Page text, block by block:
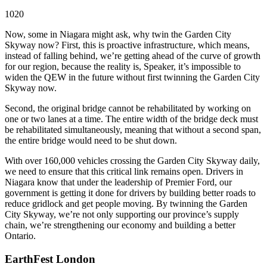
1020
Now, some in Niagara might ask, why twin the Garden City
Skyway now? First, this is proactive infrastructure, which means,
instead of falling behind, we’re getting ahead of the curve of growth
for our region, because the reality is, Speaker, it’s impossible to
widen the QEW in the future without first twinning the Garden City
Skyway now.
Second, the original bridge cannot be rehabilitated by working on
one or two lanes at a time. The entire width of the bridge deck must
be rehabilitated simultaneously, meaning that without a second span,
the entire bridge would need to be shut down.
With over 160,000 vehicles crossing the Garden City Skyway daily,
we need to ensure that this critical link remains open. Drivers in
Niagara know that under the leadership of Premier Ford, our
government is getting it done for drivers by building better roads to
reduce gridlock and get people moving. By twinning the Garden
City Skyway, we’re not only supporting our province’s supply
chain, we’re strengthening our economy and building a better
Ontario.
EarthFest London